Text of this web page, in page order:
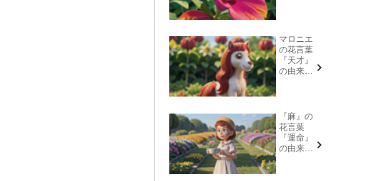
マロニエ
の花言葉
『天才』
の由来と
『麻』の
花言葉
『運命』
の由来と